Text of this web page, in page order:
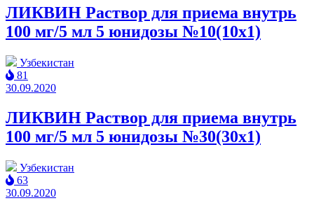
ЛИКВИН Раствор для приема внутрь
100 мг/5 мл 5 юнидозы №10(10x1)
Узбекистан
81
30.09.2020
ЛИКВИН Раствор для приема внутрь
100 мг/5 мл 5 юнидозы №30(30x1)
Узбекистан
63
30.09.2020